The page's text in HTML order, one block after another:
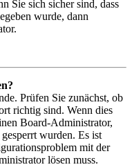
Sie sich sicher sind, dass
wurde, dann
Prüfen Sie zunächst, ob
richtig sind. Wenn dies
Board-Administrator,
wurden. Es ist
mit der
lösen muss.